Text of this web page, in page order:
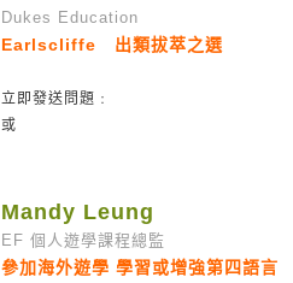
Dukes Education
Earlscliffe 出類拔萃之選
立即發送問題﹕
或
Mandy Leung
EF 個人遊學課程總監
參加海外遊學 學習或增強第四語言